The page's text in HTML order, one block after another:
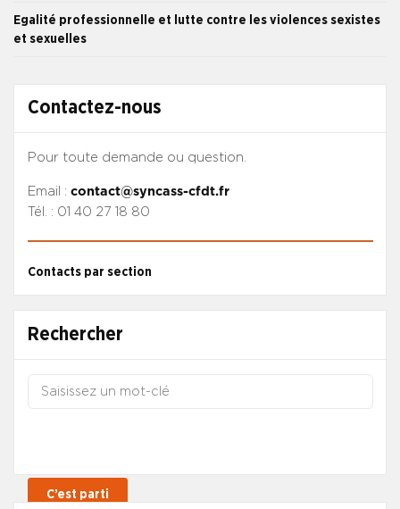
Egalité professionnelle et lutte contre les violences sexistes
et sexuelles
Contactez-nous
Pour toute demande ou question.
Email : contact@syncass-cfdt.fr
Tél. : 01 40 27 18 80
Contacts par section
Rechercher